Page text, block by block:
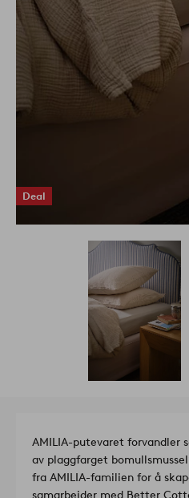
Deal
AMILIA-putevaret forvandler
av plaggfarget
fra AMILIA-familien for å
samarbeider med Better